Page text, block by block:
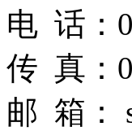
电 话：
传 真：
邮 箱：